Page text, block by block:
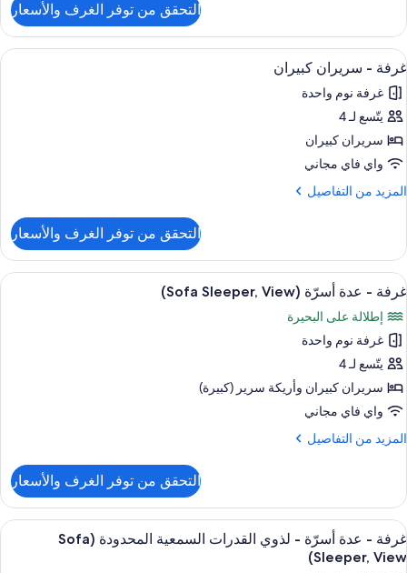
المحدودة
(Sofa
Sleeper,
View,
Tub,
2
Rooms)
جناح
عدة
أسرّة
لذوي
السمعية
المحدودة
Sleeper,
Rooms)
التحقق من توفر الغرف والأسعار
استعراض
جميع
صور
غرفة
-
سريران
كبيران
أغطية فراش متميزة وخزنة داخل
5
غرفة - سريران كبيران
غرفة نوم واحدة
يتّسع لـ 4
سريران كبيران
واي فاي مجاني
المزيد من التفاصيل
المزيد
غرفة
سريران
كبيران
التحقق من توفر الغرف والأسعار
استعراض
جميع
صور
غرفة
-
عدة
أسرّة
(Sofa
Sleeper,
أغطية فراش متميزة وخزنة داخل
4
غرفة - عدة أسرّة (Sofa Sleeper, View)
إطلالة على البحيرة
غرفة نوم واحدة
يتّسع لـ 4
سريران كبيران‫‬ وأريكة سرير (كبيرة)
واي فاي مجاني
المزيد من التفاصيل
المزيد
غرفة
عدة
أسرّة
التحقق من توفر الغرف والأسعار
استعراض
جميع
أغطية فراش متميزة وخزنة داخل
4
غرفة - عدة أسرّة - لذوي القدرات السمعية المحدودة (Sofa
Sleeper, View)